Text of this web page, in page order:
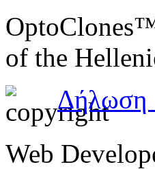
of the
Δήλωση
Web